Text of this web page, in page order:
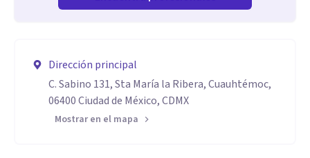
Dirección principal
C. Sabino 131, Sta María la Ribera, Cuauhtémoc,
06400 Ciudad de México, CDMX
Mostrar en el mapa